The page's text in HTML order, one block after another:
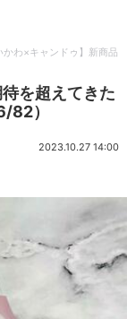
かわ×キャンドゥ】新商品
を超えてきた
82）
2023.10.27 14:00